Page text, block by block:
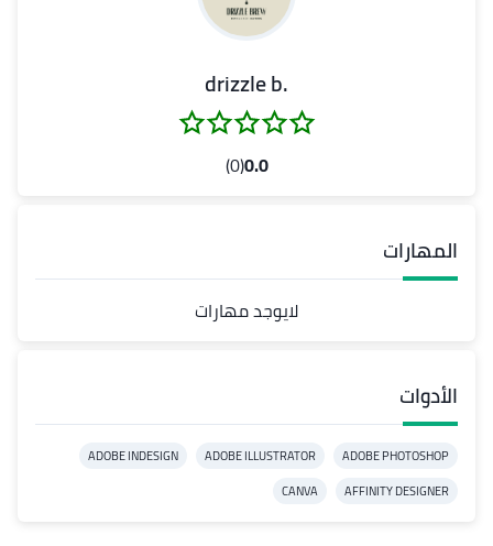
.drizzle b
0.0
(0)
المهارات
لايوجد مهارات
الأدوات
ADOBE PHOTOSHOP
ADOBE ILLUSTRATOR
ADOBE INDESIGN
AFFINITY DESIGNER
CANVA